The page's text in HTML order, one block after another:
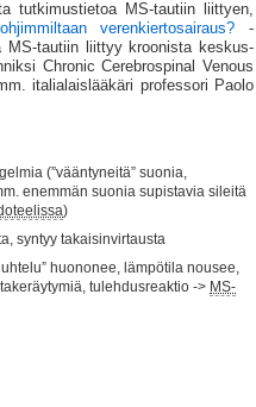
tutkimustietoa MS-tautiin liittyen,
verenkiertosairaus? -
MS-tautiin liittyy kroonista keskus­
Chronic Cerebrospinal Venous
italialaislääkäri professori Paolo
(”vääntyneitä” suonia,
enemmän suonia supistavia sileitä
)
syntyy takaisinvirtausta
huononee, lämpötila nousee,
tulehdusreaktio -> MS-